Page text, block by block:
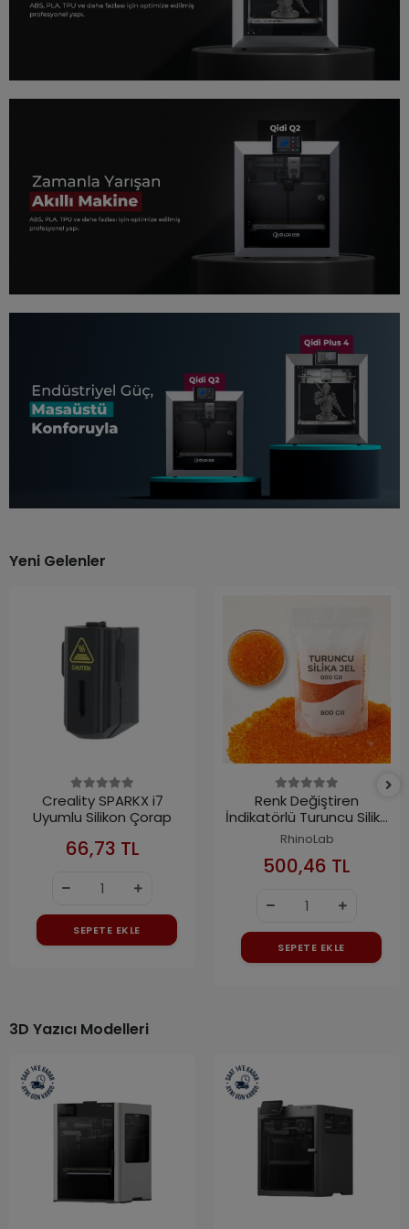
Yeni Gelenler
Creality SPARKX i7
Uyumlu Silikon Çorap
66,73 TL
SEPETE EKLE
Renk Değiştiren
İndikatörlü Turuncu Silika
Jel (800gr)
RhinoLab
500,46 TL
SEPETE EKLE
3D Yazıcı Modelleri